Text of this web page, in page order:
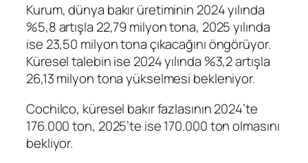
Kurum, dünya bakır üretiminin 2024 yılında
%5,8 artışla 22,79 milyon tona, 2025 yılında
ise 23,50 milyon tona çıkacağını öngörüyor.
Küresel talebin ise 2024 yılında %3,2 artışla
26,13 milyon tona yükselmesi bekleniyor.
Cochilco, küresel bakır fazlasının 2024’te
176.000 ton, 2025’te ise 170.000 ton olmasını
bekliyor.